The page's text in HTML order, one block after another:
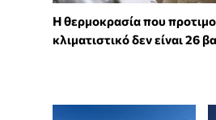
Η θερμοκρασία που
κλιματιστικό δεν είναι 26